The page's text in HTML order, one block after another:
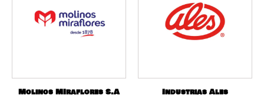
Molinos MIraflores S.A Industrias Ales